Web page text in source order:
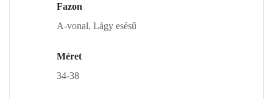
Fazon
A-vonal, Lágy esésű
Méret
34-38